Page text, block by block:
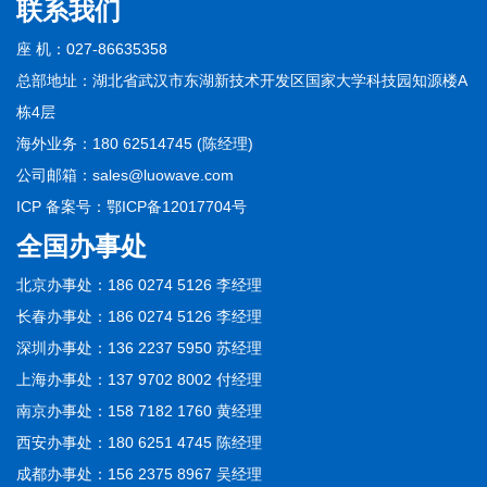
联系我们
座 机：027-86635358
总部地址：湖北省武汉市东湖新技术开发区国家大学科技园知源楼A
栋4层
海外业务：180 62514745 (陈经理)
公司邮箱：sales@luowave.com
ICP 备案号： 鄂ICP备12017704号
全国办事处
北京办事处：186 0274 5126 李经理
长春办事处：186 0274 5126 李经理
深圳办事处：136 2237 5950 苏经理
上海办事处：137 9702 8002 付经理
南京办事处：158 7182 1760 黄经理
西安办事处：180 6251 4745 陈经理
成都办事处：156 2375 8967 吴经理